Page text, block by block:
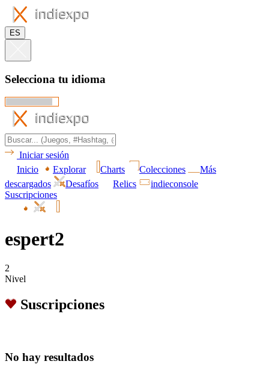
ES
Selecciona tu idioma
Iniciar sesión
Inicio
Explorar Charts Colecciones
Más
descargados
Desafíos Relics
indieconsole
Suscripciones
espert2
2
Nivel
Suscripciones
No hay resultados